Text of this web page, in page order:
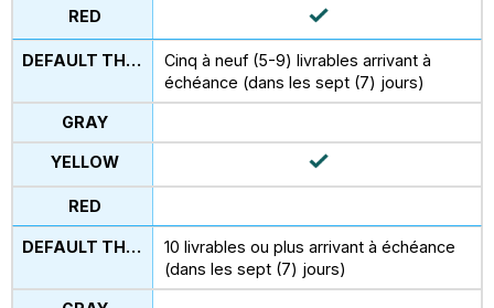
Cinq à neuf (5-9) livrables arrivant à
échéance (dans les sept (7) jours)
10 livrables ou plus arrivant à échéance
(dans les sept (7) jours)